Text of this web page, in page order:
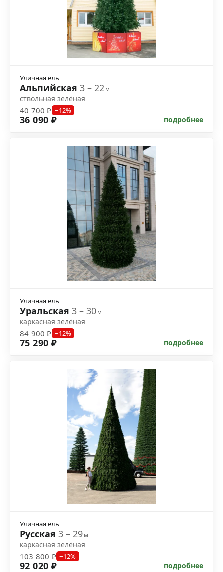
Уличная ель
Альпийская 3 – 22м
ствольная зелёная
40 700 ₽ −12%
36 090 ₽ подробнее
Уличная ель
Уральская 3 – 30м
каркасная зелёная
84 900 ₽ −12%
75 290 ₽ подробнее
Уличная ель
Русская 3 – 29м
каркасная зелёная
103 800 ₽ −12%
92 020 ₽ подробнее